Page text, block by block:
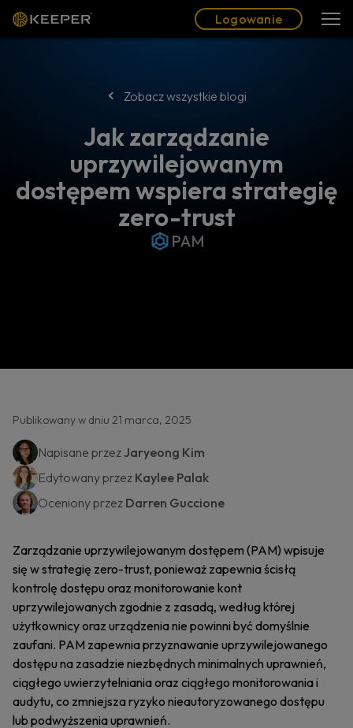
Logowanie
Zobacz wszystkie blogi
Jak zarządzanie
uprzywilejowanym
dostępem wspiera strategię
zero-trust
PAM
Publikowany w dniu 21 marca, 2025
Napisane przezJaryeong Kim
Edytowany przez Kaylee Palak
Oceniony przez Darren Guccione
Zarządzanie uprzywilejowanym dostępem (PAM) wpisuje
się w strategię zero-trust, ponieważ zapewnia ścisłą
kontrolę dostępu oraz monitorowanie kont
uprzywilejowanych zgodnie z zasadą, według której
użytkownicy oraz urządzenia nie powinni być domyślnie
zaufani. PAM zapewnia przyznawanie uprzywilejowanego
dostępu na zasadzie niezbędnych minimalnych uprawnień,
ciągłego uwierzytelniania oraz ciągłego monitorowania i
audytu, co zmniejsza ryzyko nieautoryzowanego dostępu
lub podwyższenia uprawnień.